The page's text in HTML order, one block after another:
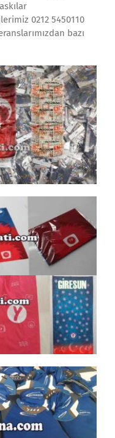
0212 5450110
bazı